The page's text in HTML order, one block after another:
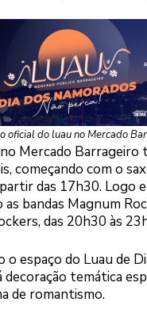
oficial do luau no Mercado
Mercado Barrageiro
começando com o
das 17h30. Logo
bandas Magnum
das 20h30 às
o espaço do Luau de
temática
de romantismo.